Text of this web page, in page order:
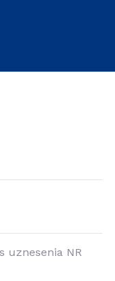
uznesenia NR